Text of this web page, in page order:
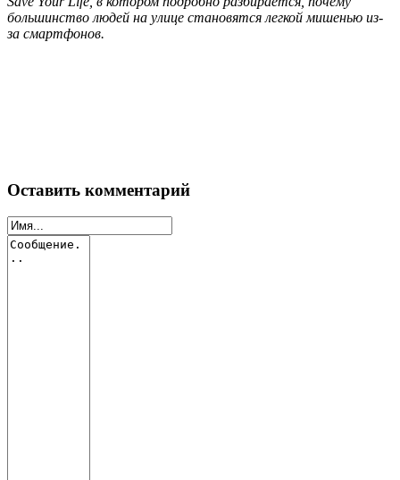
большинство людей на улице становятся легкой мишенью из-
за смартфонов.
Оставить комментарий